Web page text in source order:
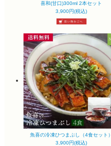
喜和(甘口)300ml 2本セット
3,900円(税込)
魚喜の冷凍ひつまぶし（4食セット）
3,900円(税込)